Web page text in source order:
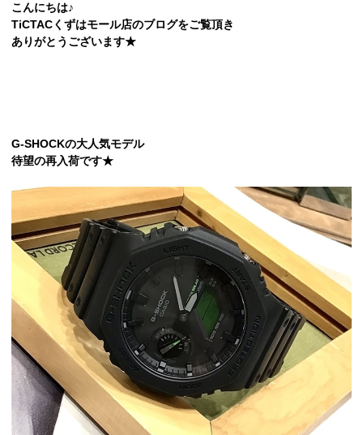
こんにちは♪
TiCTACくずはモール店のブログをご覧頂き
ありがとうございます★
G-SHOCKの大人気モデル
待望の再入荷です★